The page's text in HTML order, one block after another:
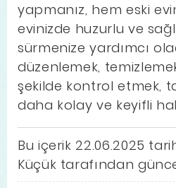
yapmanız, hem eski
evinizde huzurlu ve
sürmenize yardımcı
düzenlemek,
şekilde kontrol etmek,
daha kolay ve keyifli
Bu içerik 22.06.2025
Küçük tarafından